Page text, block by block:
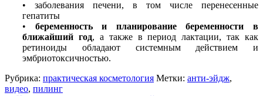
• заболевания печени, в том числе перенесенные
гепатиты
• беременность и планирование беременности в
ближайший год, а также в период лактации, так как
ретиноиды обладают системным действием и
эмбриотоксичностью.
Рубрика: практическая косметология Метки: анти-эйдж,
видео, пилинг